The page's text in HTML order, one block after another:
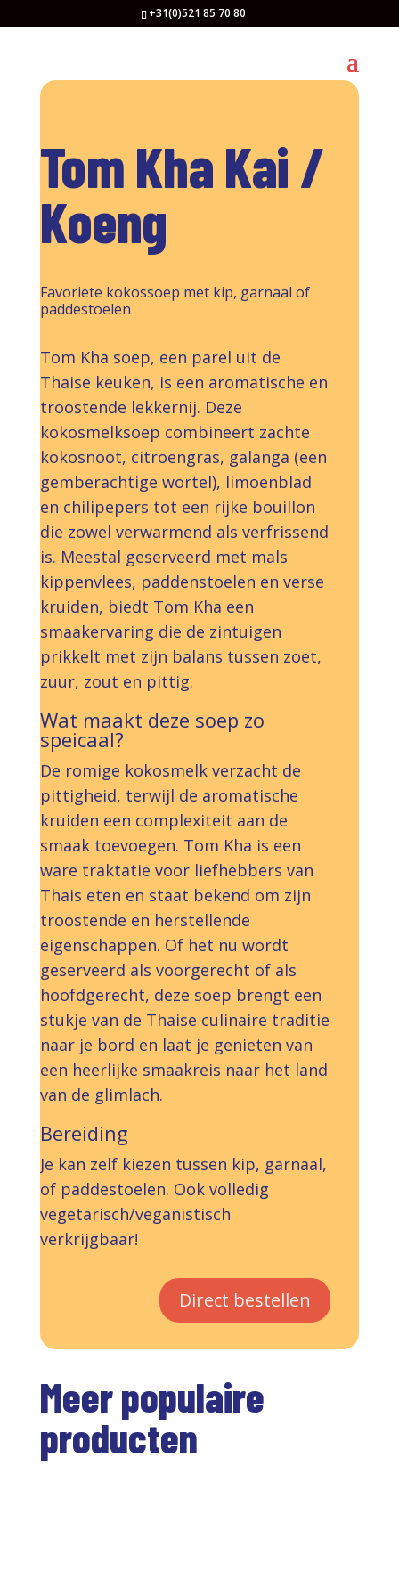
+31(0)521 85 70 80
Tom Kha Kai /
Koeng
Favoriete kokossoep met kip, garnaal of
paddestoelen
Tom Kha soep, een parel uit de
Thaise keuken, is een aromatische en
troostende lekkernij. Deze
kokosmelksoep combineert zachte
kokosnoot, citroengras, galanga (een
gemberachtige wortel), limoenblad
en chilipepers tot een rijke bouillon
die zowel verwarmend als verfrissend
is. Meestal geserveerd met mals
kippenvlees, paddenstoelen en verse
kruiden, biedt Tom Kha een
smaakervaring die de zintuigen
prikkelt met zijn balans tussen zoet,
zuur, zout en pittig.
Wat maakt deze soep zo
speicaal?
De romige kokosmelk verzacht de
pittigheid, terwijl de aromatische
kruiden een complexiteit aan de
smaak toevoegen. Tom Kha is een
ware traktatie voor liefhebbers van
Thais eten en staat bekend om zijn
troostende en herstellende
eigenschappen. Of het nu wordt
geserveerd als voorgerecht of als
hoofdgerecht, deze soep brengt een
stukje van de Thaise culinaire traditie
naar je bord en laat je genieten van
een heerlijke smaakreis naar het land
van de glimlach.
Bereiding
Je kan zelf kiezen tussen kip, garnaal,
of paddestoelen. Ook volledig
vegetarisch/veganistisch
verkrijgbaar!
Direct bestellen
Meer populaire
producten